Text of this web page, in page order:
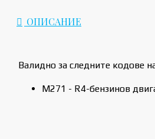
ОПИСАНИЕ
Валидно за следните кодове
M271 - R4-бензинов